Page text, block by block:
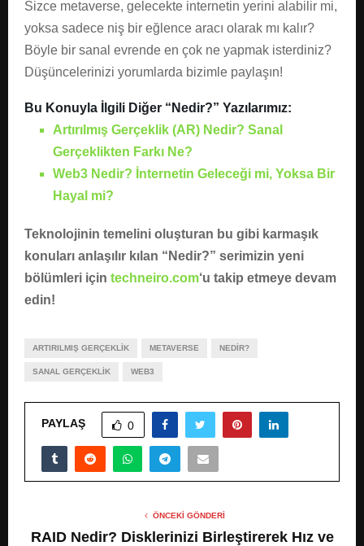
Sizce metaverse, gelecekte internetin yerini alabilir mi,
yoksa sadece niş bir eğlence aracı olarak mı kalır?
Böyle bir sanal evrende en çok ne yapmak isterdiniz?
Düşüncelerinizi yorumlarda bizimle paylaşın!
Bu Konuyla İlgili Diğer “Nedir?” Yazılarımız:
Artırılmış Gerçeklik (AR) Nedir? Sanal
Gerçeklikten Farkı Ne?
Web3 Nedir? İnternetin Geleceği mi, Yoksa Bir
Hayal mi?
Teknolojinin temelini oluşturan bu gibi karmaşık
konuları anlaşılır kılan “Nedir?” serimizin yeni
bölümleri için techneiro.com‘u takip etmeye devam
edin!
ARTIRILMIŞ GERÇEKLIK METAVERSE NEDIR?
SANAL GERÇEKLIK WEB3
PAYLAŞ 0
ÖNCEKI GÖNDERI
RAID Nedir? Disklerinizi Birleştirerek Hız ve